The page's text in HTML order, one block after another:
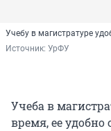
Учебу в магистратуре
Источник: УрФУ
Учеба в
время, ее удобно